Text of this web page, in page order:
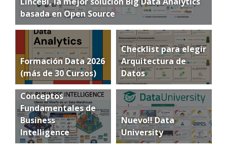
basada en Open Source
Formación Data 2026
(más de 30 Cursos)
Checklist para elegir
Arquitectura de
Datos
Conceptos
Fundamentales de
Business
Intelligence
Nuevo!! Data
University